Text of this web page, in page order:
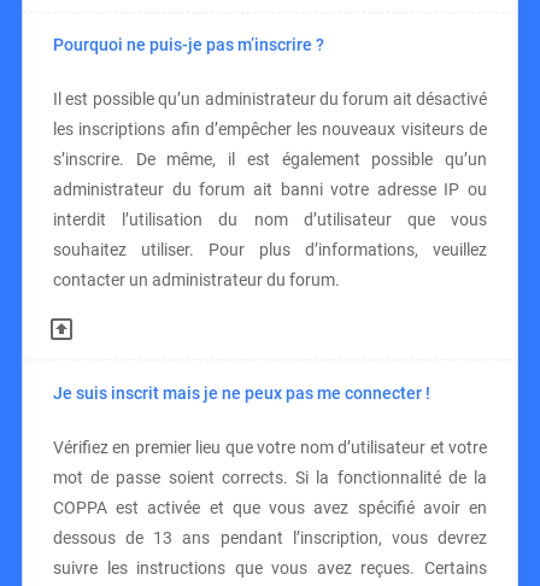
Pourquoi ne puis-je pas m’inscrire ?
Il est possible qu’un administrateur du forum ait désactivé
les inscriptions afin d’empêcher les nouveaux visiteurs de
s’inscrire. De même, il est également possible qu’un
administrateur du forum ait banni votre adresse IP ou
interdit l’utilisation du nom d’utilisateur que vous
souhaitez utiliser. Pour plus d’informations, veuillez
contacter un administrateur du forum.
Je suis inscrit mais je ne peux pas me connecter !
Vérifiez en premier lieu que votre nom d’utilisateur et votre
mot de passe soient corrects. Si la fonctionnalité de la
COPPA est activée et que vous avez spécifié avoir en
dessous de 13 ans pendant l’inscription, vous devrez
suivre les instructions que vous avez reçues. Certains